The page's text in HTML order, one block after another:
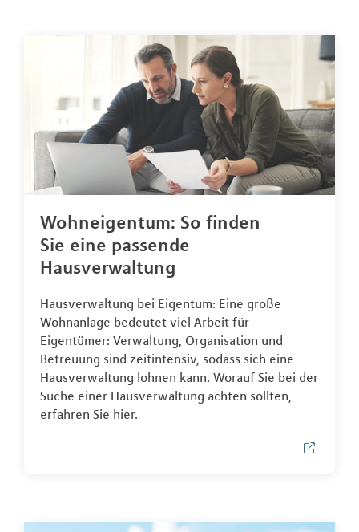
Wohneigentum: So finden
Sie eine passende
Hausverwaltung
Hausverwaltung bei Eigentum: Eine große
Wohnanlage bedeutet viel Arbeit für
Eigentümer: Verwaltung, Organisation und
Betreuung sind zeitintensiv, sodass sich eine
Hausverwaltung lohnen kann. Worauf Sie bei der
Suche einer Hausverwaltung achten sollten,
erfahren Sie hier.